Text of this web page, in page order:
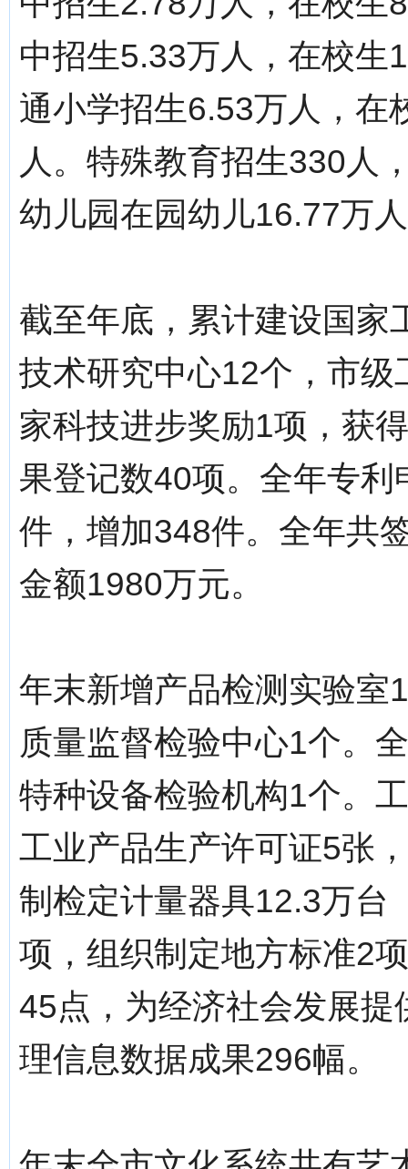
中招生5.33万人，在校生
通小学招生6.53万人，在
人。特殊教育招生330人
幼儿园在园幼儿16.77万
截至年底，累计建设国家
技术研究中心12个，市
家科技进步奖励1项，获
果登记数40项。全年专
件，增加348件。全年共
金额1980万元。
年末新增产品检测实验室
质量监督检验中心1个。
特种设备检验机构1个。
工业产品生产许可证5张
制检定计量器具12.3万台
项，组织制定地方标准2
45点，为经济社会发展
理信息数据成果296幅。